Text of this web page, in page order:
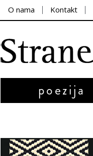
O nama Kontakt
poezija